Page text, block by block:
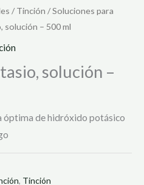
/Tinción /Soluciones para
solución – 500 ml
solución –
óptima de hidróxido potásico
, Tinción